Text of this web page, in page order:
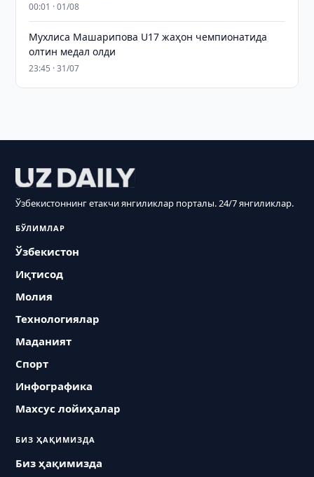
00:01 · 01/08
Мухлиса Машарипова U17 жаҳон чемпионатида
олтин медал олди
23:45 · 31/07
Ўзбекистоннинг етакчи янгиликлар порталы. 24/7 янгиликлар.
БЎЛИМЛАР
Ўзбекистон
Иқтисод
Молия
Технологиялар
Маданият
Спорт
Инфографика
Махсус лойиҳалар
БИЗ ҲАҚИМИЗДА
Биз ҳақимизда